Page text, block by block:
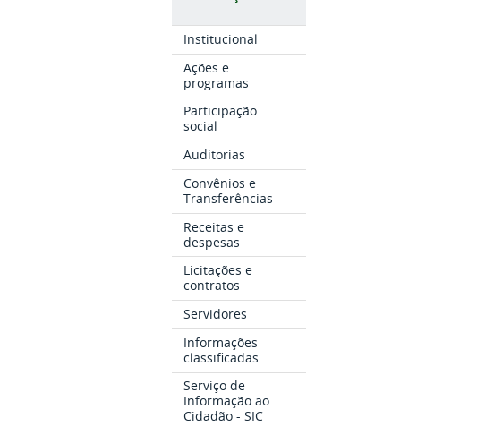
Institucional
Ações e
programas
Participação
social
Auditorias
Convênios e
Transferências
Receitas e
despesas
Licitações e
contratos
Servidores
Informações
classificadas
Serviço de
Informação ao
Cidadão - SIC